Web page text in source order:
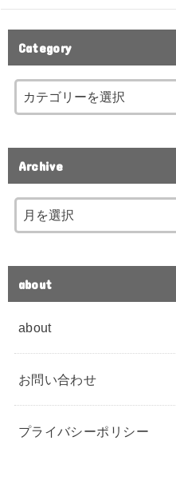
Category
Archive
about
about
お問い合わせ
プライバシーポリシー